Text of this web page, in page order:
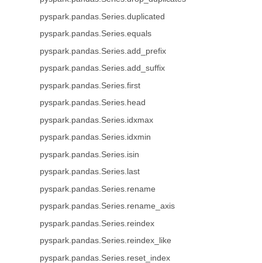
pyspark.pandas.Series.duplicated
pyspark.pandas.Series.equals
pyspark.pandas.Series.add_prefix
pyspark.pandas.Series.add_suffix
pyspark.pandas.Series.first
pyspark.pandas.Series.head
pyspark.pandas.Series.idxmax
pyspark.pandas.Series.idxmin
pyspark.pandas.Series.isin
pyspark.pandas.Series.last
pyspark.pandas.Series.rename
pyspark.pandas.Series.rename_axis
pyspark.pandas.Series.reindex
pyspark.pandas.Series.reindex_like
pyspark.pandas.Series.reset_index